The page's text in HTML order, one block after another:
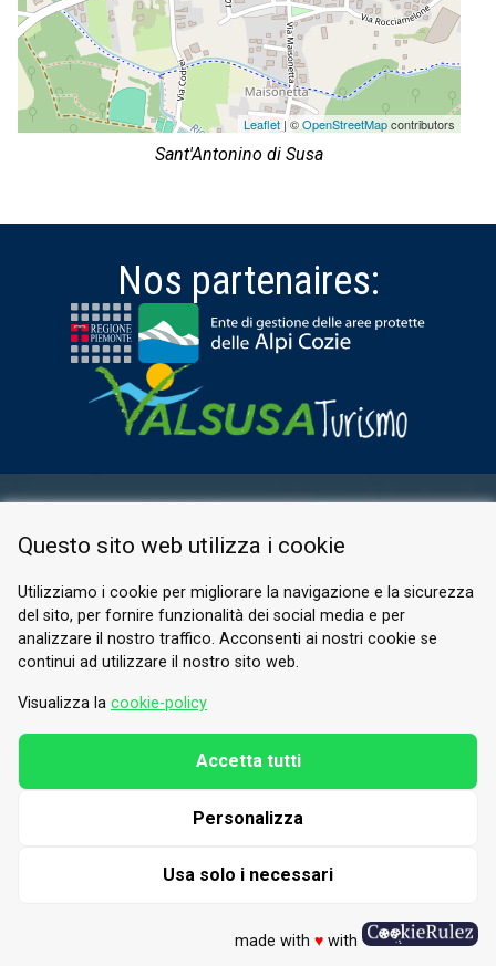
Leaflet| ©OpenStreetMapcontributors
Sant'Antonino di Susa
Nos partenaires:
PRIVACY POLICY
© 2026 Valle di Susa
Tesori di Arte e Cultura Alpina
Tel.
E-mail.info@vallesusa-tesori.it
Questo sito web utilizza i cookie
Utilizziamo i cookie per migliorare la navigazione e la sicurezza
del sito, per fornire funzionalità dei social media e per
analizzare il nostro traffico. Acconsenti ai nostri cookie se
continui ad utilizzare il nostro sito web.
Visualizza la cookie-policy
Usa solo i necessari
Personalizza
Accetta tutti
made with ♥with